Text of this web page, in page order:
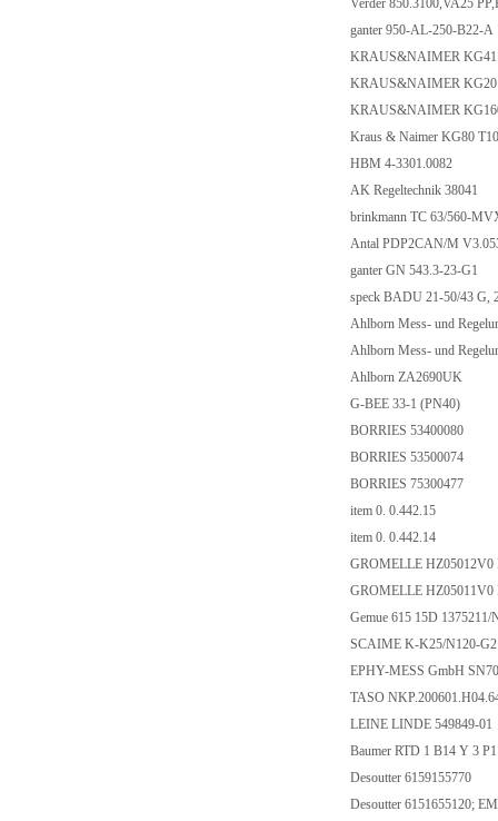
Verder 850.3100,VA25
ganter 950-AL-250-B22-A
KRAUS&NAIMER
KRAUS&NAIMER
KRAUS&NAIMER
Kraus & Naimer KG80
HBM 4-3301.0082
AK Regeltechnik 38041
brinkmann TC 63/560-
Antal PDP2CAN/M
ganter GN 543.3-23-G1
speck BADU 21-50/43 G,
Ahlborn Mess- und
Ahlborn Mess- und
Ahlborn ZA2690UK
G-BEE 33-1 (PN40)
BORRIES 53400080
BORRIES 53500074
BORRIES 75300477
item 0. 0.442.15
item 0. 0.442.14
GROMELLE HZ05012V0
GROMELLE HZ05011V0
Gemue 615 15D 1375211/
SCAIME K-K25/N120-
EPHY-MESS GmbH
TASO
LEINE LINDE 549849-01
Baumer RTD 1 B14 Y 3
Desoutter 6159155770
Desoutter 6151655120;